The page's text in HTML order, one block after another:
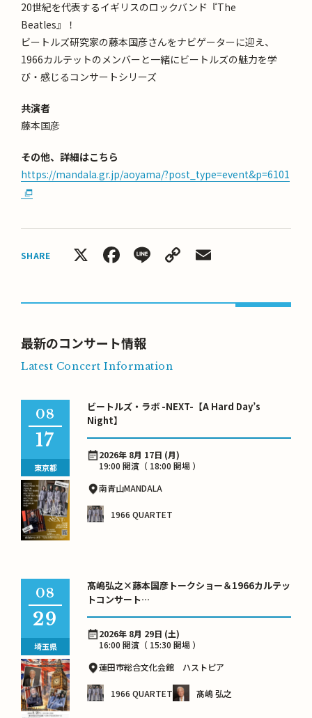
20世紀を代表するイギリスのロックバンド『The
Beatles』！
ビートルズ研究家の藤本国彦さんをナビゲーターに迎え、
1966カルテットのメンバーと一緒にビートルズの魅力を学
び・感じるコンサートシリーズ
共演者
藤本国彦
その他、詳細はこちら
https://mandala.gr.jp/aoyama/?post_type=event&p=6101
SHARE X Facebook
LineCopy
最新のコンサート情報
Latest Concert Information
ビートルズ・ラボ -NEXT-【A Hard Day’s
Night】
2026年 8月 17日 (月)
19:00 開演（ 18:00 開場 ）
南青山MANDALA
1966 QUARTET
08
17
東京都
髙嶋弘之×藤本国彦トークショー＆1966カルテッ
トコンサート
ビートルズ・アンソロジー ～語りと音楽で巡る芳
醇な世界～
2026年 8月 29日 (土)
16:00 開演（ 15:30 開場 ）
蓮田市総合文化会館 ハストピア
1966 QUARTET 髙嶋 弘之
08
29
埼玉県